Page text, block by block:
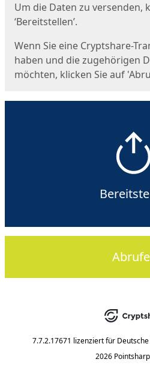
Um die Daten zu versenden,
‘Bereitstellen’.
Wenn Sie eine Cryptshare-
haben und die zugehörigen
möchten, klicken Sie auf
7.7.2.17671 lizenziert für
2026